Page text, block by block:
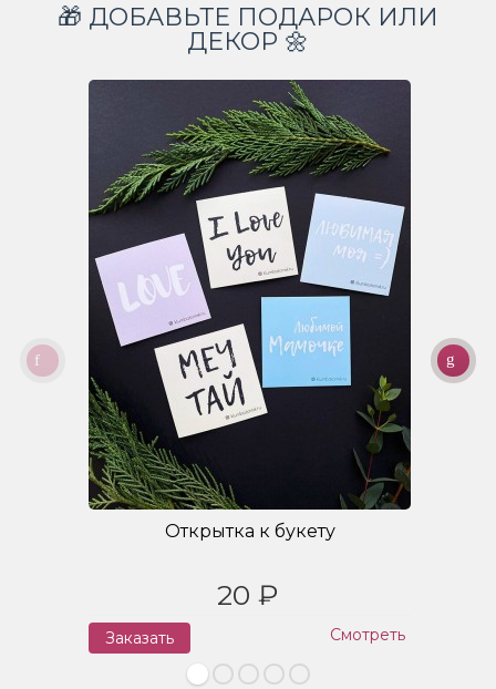
🎁 ДОБАВЬТЕ ПОДАРОК ИЛИ
ДЕКОР 🌼
Открытка к букету
20 ₽
Заказать Смотреть